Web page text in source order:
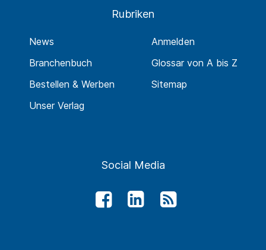
Rubriken
News
Branchenbuch
Bestellen & Werben
Unser Verlag
Anmelden
Glossar von A bis Z
Sitemap
Social Media